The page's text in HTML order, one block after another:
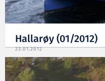
Hallarøy (01/2012)
23.01.2012